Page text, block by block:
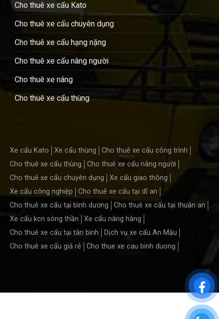
Cho thuê xe cẩu Kato
Cho thuê xe cẩu chuyên dụng
Cho thuê xe cẩu hạng nặng
Cho thuê xe cẩu nâng người
Cho thuê xe nâng
Cho thuê xe cẩu thùng
Xe cẩu Kato Xe cẩu thùng
Cho thuê xe cẩu công trình
Cho thuê xe cẩu thùng
Cho thuê xe cẩu nâng người
Cho thuê xe cẩu chuyên dụng
Xe cẩu giao thông
Xe cẩu công nghiệp
Cho thuê xe cẩu tại dĩ an
Cho thuê xe cẩu tại bình dương
Cho thuê xe cẩu tại thuận an
Xe cẩu kcn sóng thần
Xe cẩu nâng hàng
Cho thuê xe cẩu tại tân bình
Dịch vụ xe cẩu An Mậu
Cho thuê xe cẩu giá rẻ
Cho thue xe cau binh duong